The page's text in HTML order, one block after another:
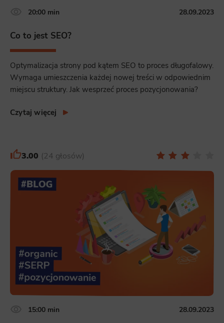
20:00 min 28.09.2023
Co to jest SEO?
Optymalizacja strony pod kątem SEO to proces długofalowy.
Wymaga umieszczenia każdej nowej treści w odpowiednim
miejscu struktury. Jak wesprzeć proces pozycjonowania?
Czytaj więcej
3.00 24 głosów
15:00 min 28.09.2023